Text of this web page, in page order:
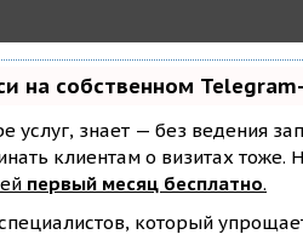
на собственном
услуг, знает — без ведения
клиентам о визитах
первый месяц бесплатно.
который